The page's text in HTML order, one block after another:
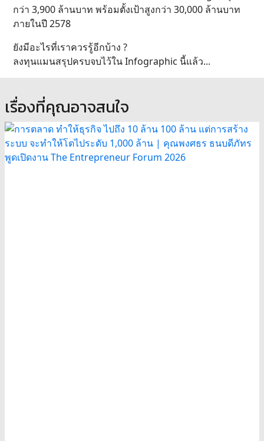
กว่า 3,900 ล้านบาท พร้อมตั้งเป้าสูงกว่า 30,000 ล้านบาท
ภายในปี 2578
ยังมีอะไรที่เราควรรู้อีกบ้าง ?
ลงทุนแมนสรุปครบจบไว้ใน Infographic นี้แล้ว...
เรื่องที่คุณอาจสนใจ